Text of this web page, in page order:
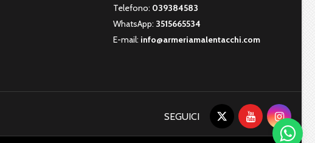
Telefono: 039384583
WhatsApp: 3515665534
E-mail: info@armeriamalentacchi.com
SEGUICI